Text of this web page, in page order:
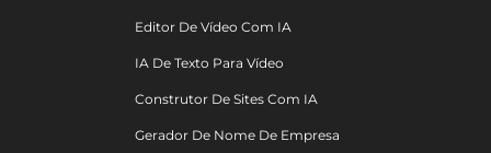
Editor De Vídeo Com IA
IA De Texto Para Vídeo
Construtor De Sites Com IA
Gerador De Nome De Empresa